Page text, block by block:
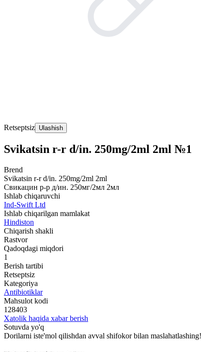
Retseptsiz Ulashish
Svikatsin r-r d/in. 250mg/2ml 2ml №1
Brend
Svikatsin r-r d/in. 250mg/2ml 2ml
Свикацин р-р д/ин. 250мг/2мл 2мл
Ishlab chiqaruvchi
Ind-Swift Ltd
Ishlab chiqarilgan mamlakat
Hindiston
Chiqarish shakli
Rastvor
Qadoqdagi miqdori
1
Berish tartibi
Retseptsiz
Kategoriya
Antibiotiklar
Mahsulot kodi
128403
Xatolik haqida xabar berish
Sotuvda yo'q
Dorilarni iste'mol qilishdan avval shifokor bilan maslahatlashing!